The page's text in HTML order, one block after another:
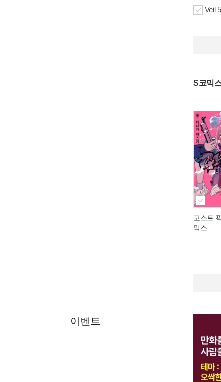
Veil
S코믹
고스트
믹스
이벤트